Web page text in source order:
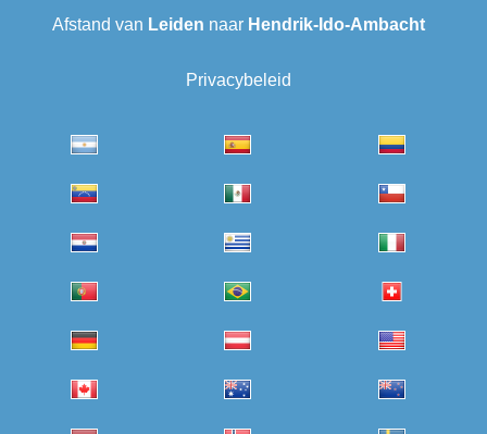
Afstand van Leiden naar Hendrik-Ido-Ambacht
Privacybeleid